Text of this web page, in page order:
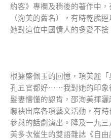
約客》專欄及稍後的著作中
（洵美的舊名），有時乾脆
她對這位中國情人的多愛不捨
根據盛佩玉的回憶，項美麗
孔五官都好⋯⋯我對她的印象
髮妻懵懂的認肯，邵洵美揮
聯袂出席各項藝文活動，有
參與的話劇演出。降及一九
美多次催生的雙語雜誌《自由